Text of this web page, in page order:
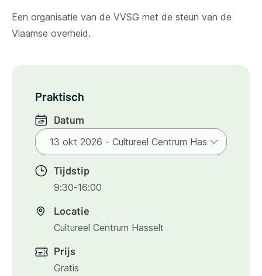
Een organisatie van de VVSG met de steun van de
Vlaamse overheid.
Praktisch
Datum
Tijdstip
9:30-16:00
Locatie
Cultureel Centrum Hasselt
Prijs
Gratis